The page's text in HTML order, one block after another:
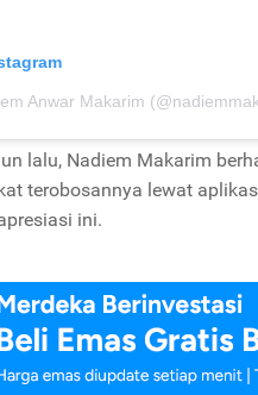
Anwar Makarim
lalu, Nadiem Makarim
terobosannya lewat
ini.